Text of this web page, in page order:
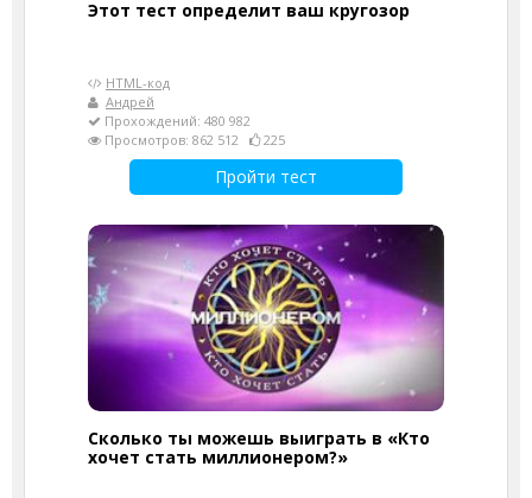
Этот тест определит ваш кругозор
HTML-код
Андрей
Прохождений: 480 982
Просмотров: 862 512
225
Пройти тест
Сколько ты можешь выиграть в «Кто
хочет стать миллионером?»